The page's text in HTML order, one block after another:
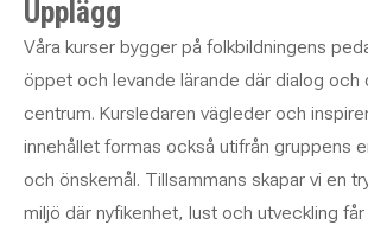
Upplägg
Våra kurser bygger på folkbildningens
öppet och levande lärande där dialog och
centrum. Kursledaren vägleder och
innehållet formas också utifrån gruppens
och önskemål. Tillsammans skapar vi en
miljö där nyfikenhet, lust och utveckling får